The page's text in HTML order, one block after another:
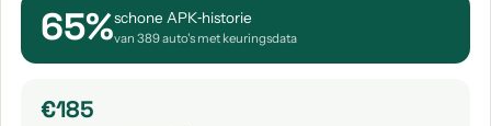
65%schone APK‑historie
van 389 auto's met keuringsdata
€185